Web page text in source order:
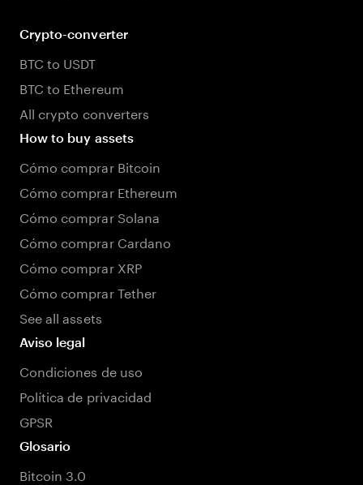
Crypto-converter
BTC to USDT
BTC to Ethereum
All crypto converters
How to buy assets
Cómo comprar Bitcoin
Cómo comprar Ethereum
Cómo comprar Solana
Cómo comprar Cardano
Cómo comprar XRP
Cómo comprar Tether
See all assets
Aviso legal
Condiciones de uso
Política de privacidad
GPSR
Glosario
Bitcoin 3.0